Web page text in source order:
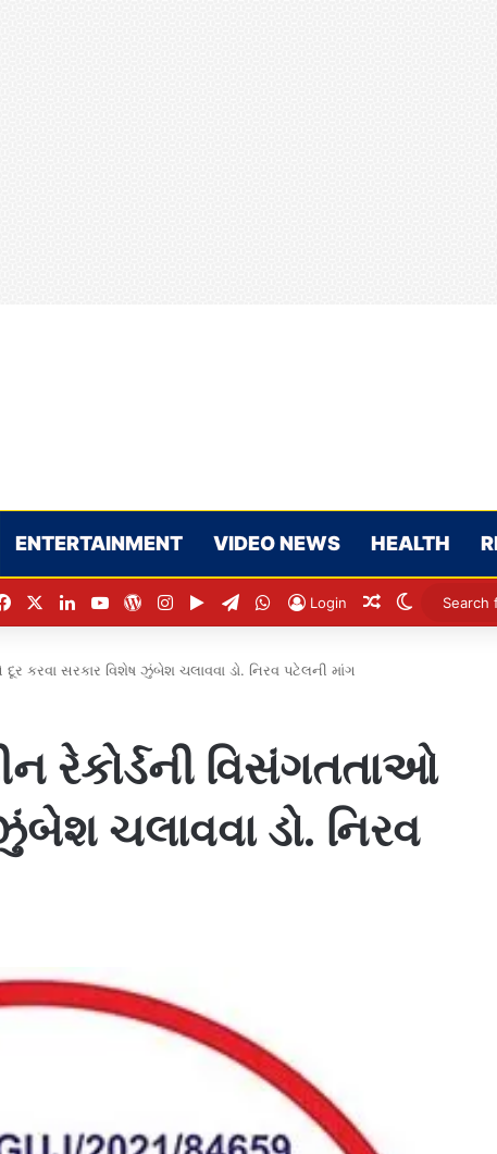
ENTERTAINMENT VIDEO NEWS HEALTH
FacebookLinkedInYouTubeWordPress
Instagram
Google Play
Telegram
WhatsApp
Login Random
Switch
કરવા સરકાર વિશેષ ઝુંબેશ ચલાવવા ડો. નિરવ પટેલની માંગ
રેકોર્ડની વિસંગતતાઓ
ચલાવવા ડો. નિરવ